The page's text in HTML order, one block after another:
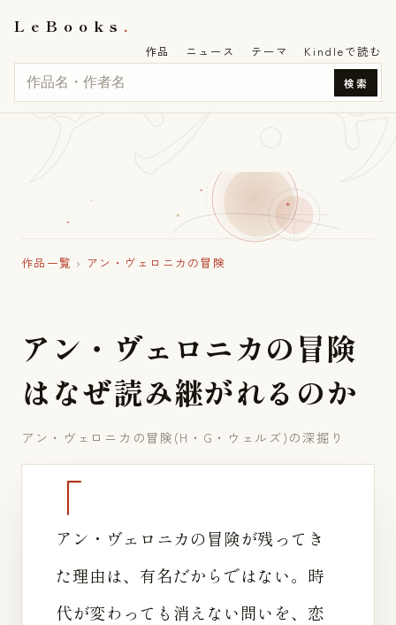
LeBooks
検索
作品 ニュース テーマ Kindleで読む
アン・
作品一覧 › アン・ヴェロニカの冒険
ア ン ・ ヴェ ロニカの冒険
はなぜ読み継がれる のか
アン・ヴェロニカの冒険(H・G・ウェルズ)の深掘り
アン・ヴェロニカの冒険が残ってき
た理由は、有名だからではない。時
代が変わっても消えない問いを、恋